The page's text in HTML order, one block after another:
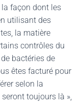
façon dont les
utilisant des
la matière
contrôles du
bactéries de
êtes facturé pour
selon la
toujours là »,